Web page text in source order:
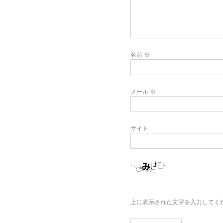
名前 ※
メール ※
サイト
上に表示された文字を入力してく